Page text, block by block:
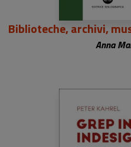
Biblioteche, archivi,
Anna